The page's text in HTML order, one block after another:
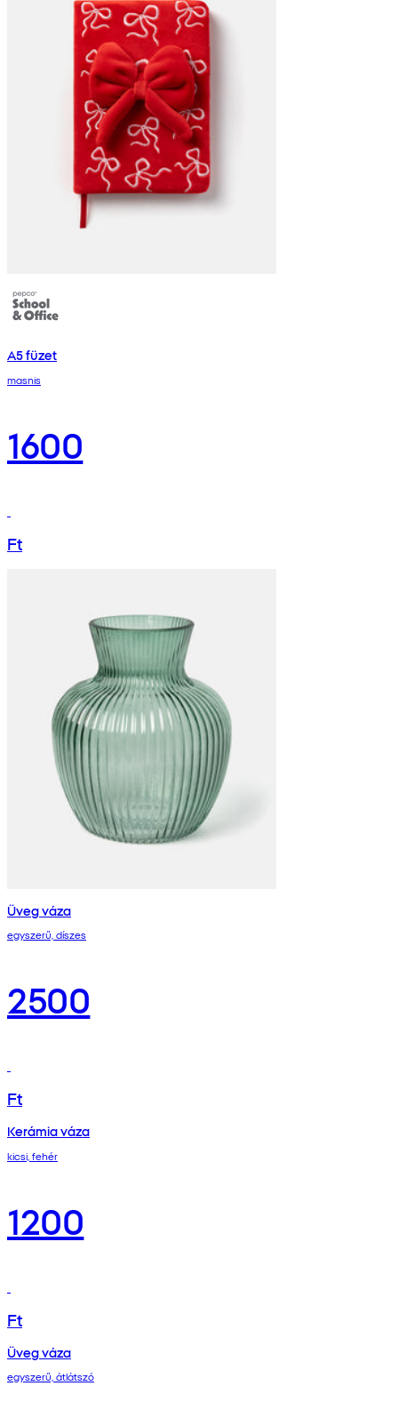
A5 füzet
masnis
1600
Ft
Üveg váza
egyszerű, díszes
2500
Ft
Kerámia váza
kicsi, fehér
1200
Ft
Üveg váza
egyszerű, átlátszó